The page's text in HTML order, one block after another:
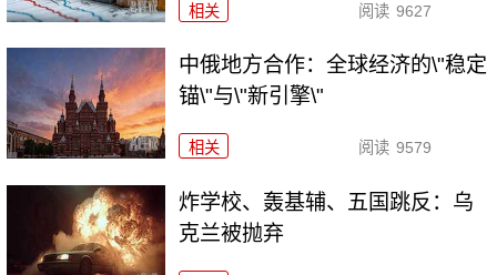
相关 阅读 9627
中俄地方合作：全球经济的\"稳定
锚\"与\"新引擎\"
相关 阅读 9579
炸学校、轰基辅、五国跳反：乌
克兰被抛弃